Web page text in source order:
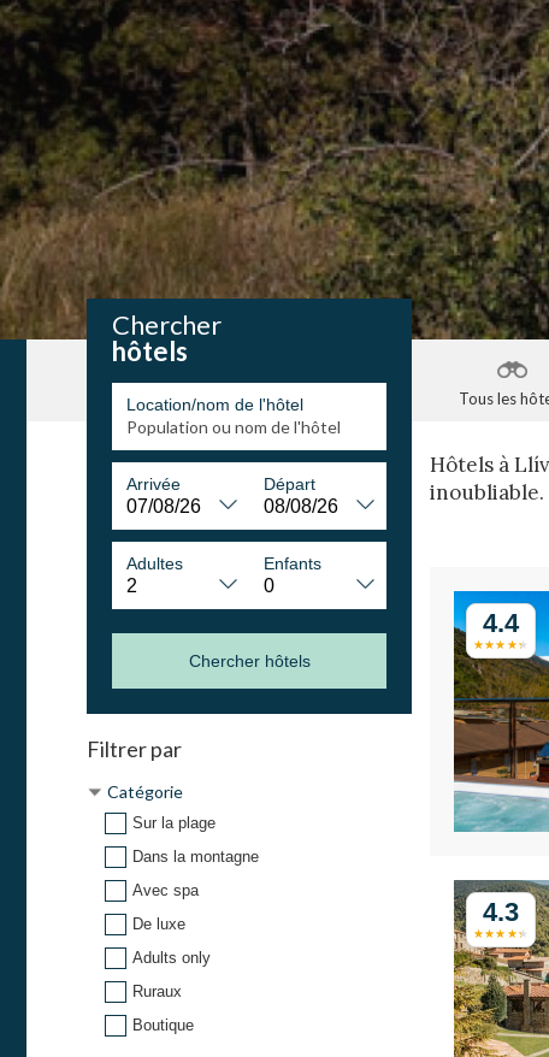
Tous les
Chercher
hôtels
Location/nom de l'hôtel
Arrivée Départ
Adultes Enfants
Chercher hôtels
Filtrer par
Catégorie
Sur la plage
Dans la montagne
Avec spa
De luxe
Adults only
Ruraux
Boutique
Hôtels à
inoubliable.
4.4
4.3